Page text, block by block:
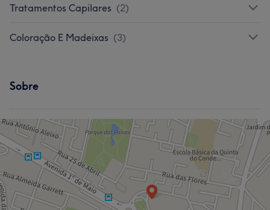
Tratamentos Capilares (2)
Coloração E Madeixas (3)
Sobre